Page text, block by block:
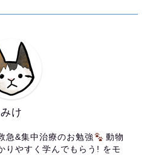
みけ
急&集中治療のお勉強
動物
りやすく学んでもらう! をモ